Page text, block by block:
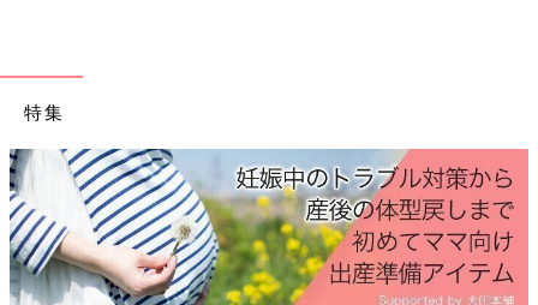
前田ユリ・ひよこクラブ編集部）
くすく成長日記」より
監修／若江恵利子 先生
育児中におススメのアプリ
特集